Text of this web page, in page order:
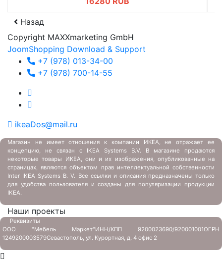
Назад
Copyright MAXXmarketing GmbH
JoomShopping Download & Support
+7 (978) 013-34-00
+7 (978) 700-14-55
ikeaDos@mail.ru
Магазин не имеет отношения к компании ИКЕА, не отражает ее
концепцию, не связан с IKEA Systems B.V. В магазине продаются
некоторые товары ИКЕА, они и их изображения, опубликованные на
страницах, являются объектом прав интеллектуальной собственности
Inter IKEA Systems B. V. Все ссылки и описания предназначены только
для удобства пользователя и созданы для популяризации продукции
IKEA.
Наши проекты
Реквизиты
ООО "Мебель Маркет"ИНН/КПП 9200023690/920001001ОГРН
1249200003579Севастополь, ул. Курортная, д. 4 офис 2